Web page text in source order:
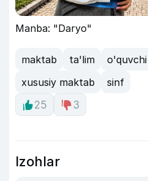
Manba: "Daryo"
maktab ta'lim o'quvchi
xususiy maktab
sinf
25
3
Izohlar